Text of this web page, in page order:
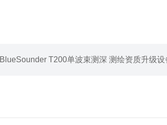
BlueSounder T200单波束测深 测绘资质升级设